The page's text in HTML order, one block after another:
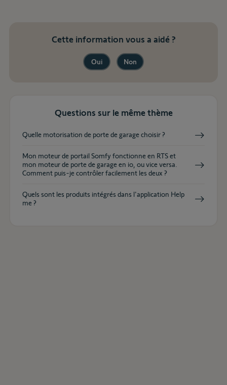
Cette information vous a aidé ?
Oui Non
Questions sur le même thème
Quelle motorisation de porte de garage choisir ?
Mon moteur de portail Somfy fonctionne en RTS et
mon moteur de porte de garage en io, ou vice versa.
Comment puis-je contrôler facilement les deux ?
Quels sont les produits intégrés dans l'application Help
me ?